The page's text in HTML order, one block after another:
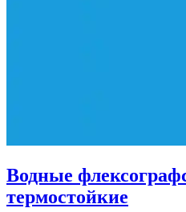
Водные
термостойкие